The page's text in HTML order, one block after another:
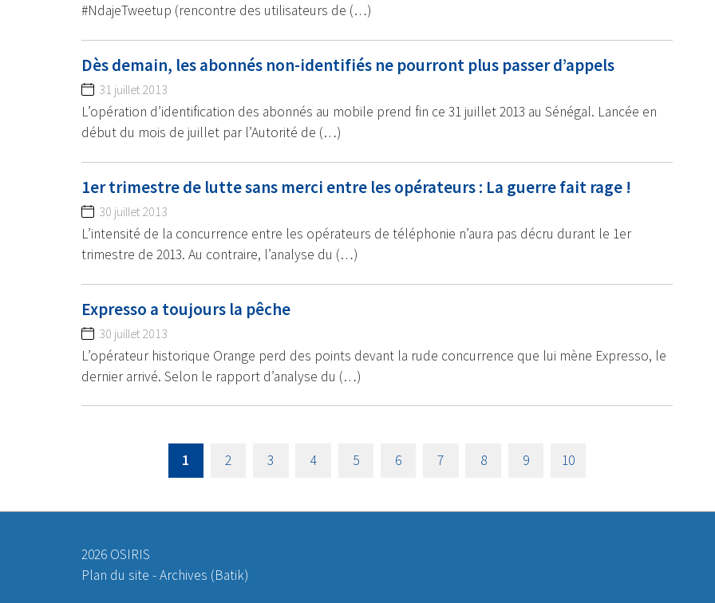
#NdajeTweetup (rencontre des utilisateurs de (…)
Dès demain, les abonnés non-identifiés ne pourront plus passer d’appels
31 juillet 2013
L’opération d’identification des abonnés au mobile prend fin ce 31 juillet 2013 au Sénégal. Lancée en
début du mois de juillet par l’Autorité de (…)
1er trimestre de lutte sans merci entre les opérateurs : La guerre fait rage !
30 juillet 2013
L’intensité de la concurrence entre les opérateurs de téléphonie n’aura pas décru durant le 1er
trimestre de 2013. Au contraire, l’analyse du (…)
Expresso a toujours la pêche
30 juillet 2013
L’opérateur historique Orange perd des points devant la rude concurrence que lui mène Expresso, le
dernier arrivé. Selon le rapport d’analyse du (…)
1 2 3 4 5 6 7 8 9 10
2026 OSIRIS
Plan du site -Archives (Batik)